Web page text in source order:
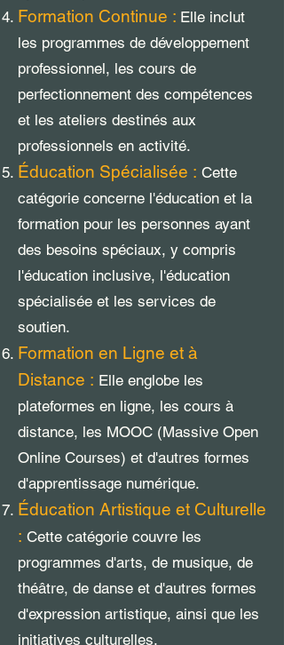
Formation Continue : Elle inclut
les programmes de développement
professionnel, les cours de
perfectionnement des compétences
et les ateliers destinés aux
professionnels en activité.
Éducation Spécialisée : Cette
catégorie concerne l'éducation et la
formation pour les personnes ayant
des besoins spéciaux, y compris
l'éducation inclusive, l'éducation
spécialisée et les services de
soutien.
Formation en Ligne et à
Distance : Elle englobe les
plateformes en ligne, les cours à
distance, les MOOC (Massive Open
Online Courses) et d'autres formes
d'apprentissage numérique.
Éducation Artistique et Culturelle
: Cette catégorie couvre les
programmes d'arts, de musique, de
théâtre, de danse et d'autres formes
d'expression artistique, ainsi que les
initiatives culturelles.